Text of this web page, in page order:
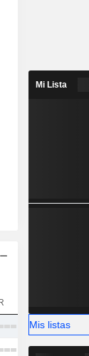
Mi Lista
Mis listas